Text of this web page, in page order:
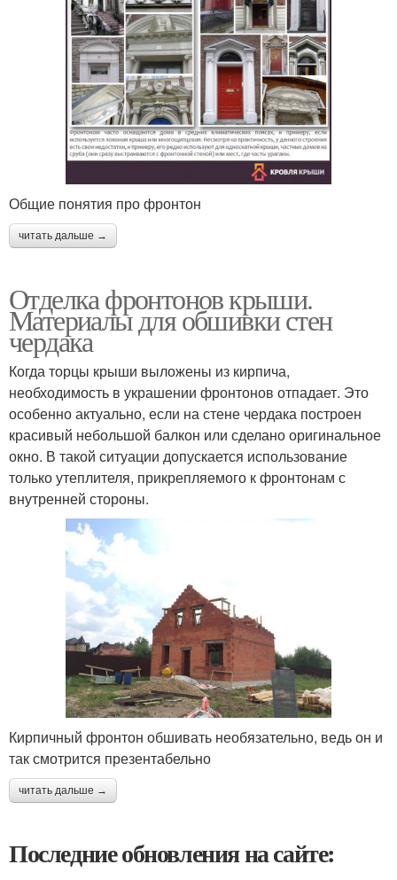
Общие понятия про фронтон
читать дальше →
Отделка фронтонов крыши.
Материалы для обшивки стен
чердака
Когда торцы крыши выложены из кирпича,
необходимость в украшении фронтонов отпадает. Это
особенно актуально, если на стене чердака построен
красивый небольшой балкон или сделано оригинальное
окно. В такой ситуации допускается использование
только утеплителя, прикрепляемого к фронтонам с
внутренней стороны.
Кирпичный фронтон обшивать необязательно, ведь он и
так смотрится презентабельно
читать дальше →
Последние обновления на сайте: